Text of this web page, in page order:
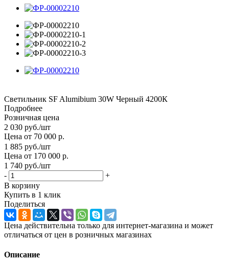
Светильник SF Alumibium 30W Черный 4200К
Подробнее
Розничная цена
2 030 руб./шт
Цена от 70 000 р.
1 885 руб./шт
Цена от 170 000 р.
1 740 руб./шт
-
+
В корзину
Купить в 1 клик
Поделиться
Цена действительна только для интернет-магазина и может
отличаться от цен в розничных магазинах
Описание